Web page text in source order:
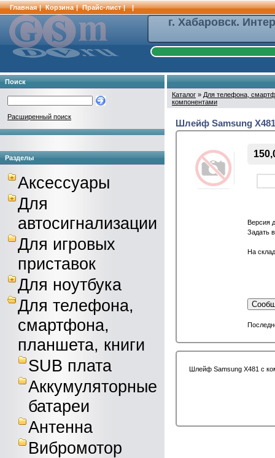
Главная | Корзина | Прайс-лист | |
г. Хабаровск.
Поиск
Расширенный поиск
Разделы
Аксессуары
Для
автосигнализации
Для игровых
приставок
Для ноутбука
Для телефона,
смартфона,
планшета, книги
SUB плата
Аккумуляторные
батареи
Антенна
Вибромотор
Каталог » Для телефона,
компонентами
Шлейф Samsung
Версия
Задать
На
Шлейф Samsung X481 с